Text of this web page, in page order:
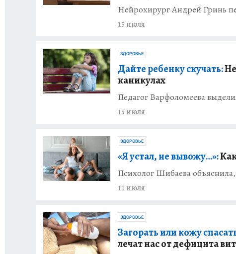
Нейрохирург Андрей Гринь
15 июля
ЗДОРОВЬЕ
Дайте ребенку скучать:
каникулах
Педагог Варфоломеева
15 июля
ЗДОРОВЬЕ
«Я устал, не вывожу…»:
Психолог Шибаева
11 июля
ЗДОРОВЬЕ
Загорать или кожу
лечат нас от дефицита